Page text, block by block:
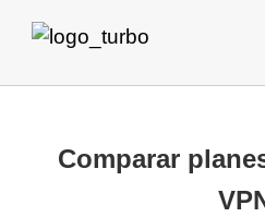
Comparar